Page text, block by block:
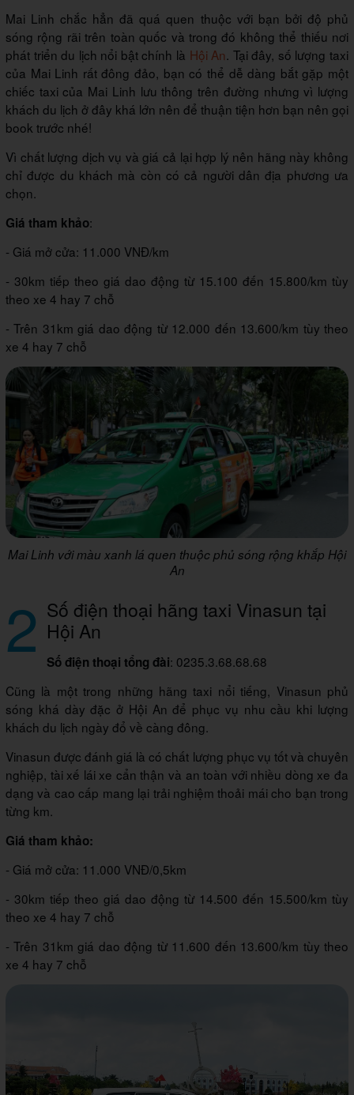
Mai Linh chắc hẳn đã quá quen thuộc với bạn bởi độ phủ
sóng rộng rãi trên toàn quốc và trong đó không thể thiếu nơi
phát triển du lịch nổi bật chính là Hội An. Tại đây, số lượng taxi
của Mai Linh rất đông đảo, bạn có thể dễ dàng bắt gặp một
chiếc taxi của Mai Linh lưu thông trên đường nhưng vì lượng
khách du lịch ở đây khá lớn nên để thuận tiện hơn bạn nên gọi
book trước nhé!
Vì chất lượng dịch vụ và giá cả lại hợp lý nên hãng này không
chỉ được du khách mà còn có cả người dân địa phương ưa
chọn.
Giá tham khảo:
- Giá mở cửa: 11.000 VNĐ/km
- 30km tiếp theo giá dao động từ 15.100 đến 15.800/km tùy
theo xe 4 hay 7 chỗ
- Trên 31km giá dao động từ 12.000 đến 13.600/km tùy theo
xe 4 hay 7 chỗ
Mai Linh với màu xanh lá quen thuộc phủ sóng rộng khắp Hội
An
2 Số điện thoại hãng taxi Vinasun tại
Hội An
Số điện thoại tổng đài: 0235.3.68.68.68
Cũng là một trong những hãng taxi nổi tiếng, Vinasun phủ
sóng khá dày đặc ở Hội An để phục vụ nhu cầu khi lượng
khách du lịch ngày đổ về càng đông.
Vinasun được đánh giá là có chất lượng phục vụ tốt và chuyên
nghiệp, tài xế lái xe cẩn thận và an toàn với nhiều dòng xe đa
dạng và cao cấp mang lại trải nghiệm thoải mái cho bạn trong
từng km.
Giá tham khảo:
- Giá mở cửa: 11.000 VNĐ/0,5km
- 30km tiếp theo giá dao động từ 14.500 đến 15.500/km tùy
theo xe 4 hay 7 chỗ
- Trên 31km giá dao động từ 11.600 đến 13.600/km tùy theo
xe 4 hay 7 chỗ